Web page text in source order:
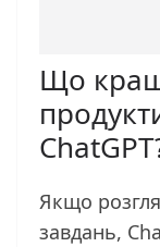
Що
Якщо
завдань,